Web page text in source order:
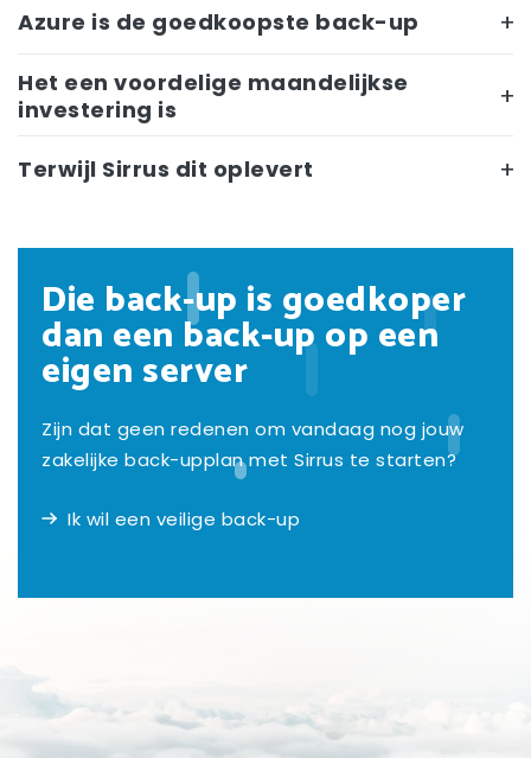
Azure is de goedkoopste back-up
Het een voordelige maandelijkse
investering is
Terwijl Sirrus dit oplevert
Die back-up is goedkoper
dan een back-up op een
eigen server
Zijn dat geen redenen om vandaag nog jouw
zakelijke back-upplan met Sirrus te starten?
Ik wil een veilige back-up